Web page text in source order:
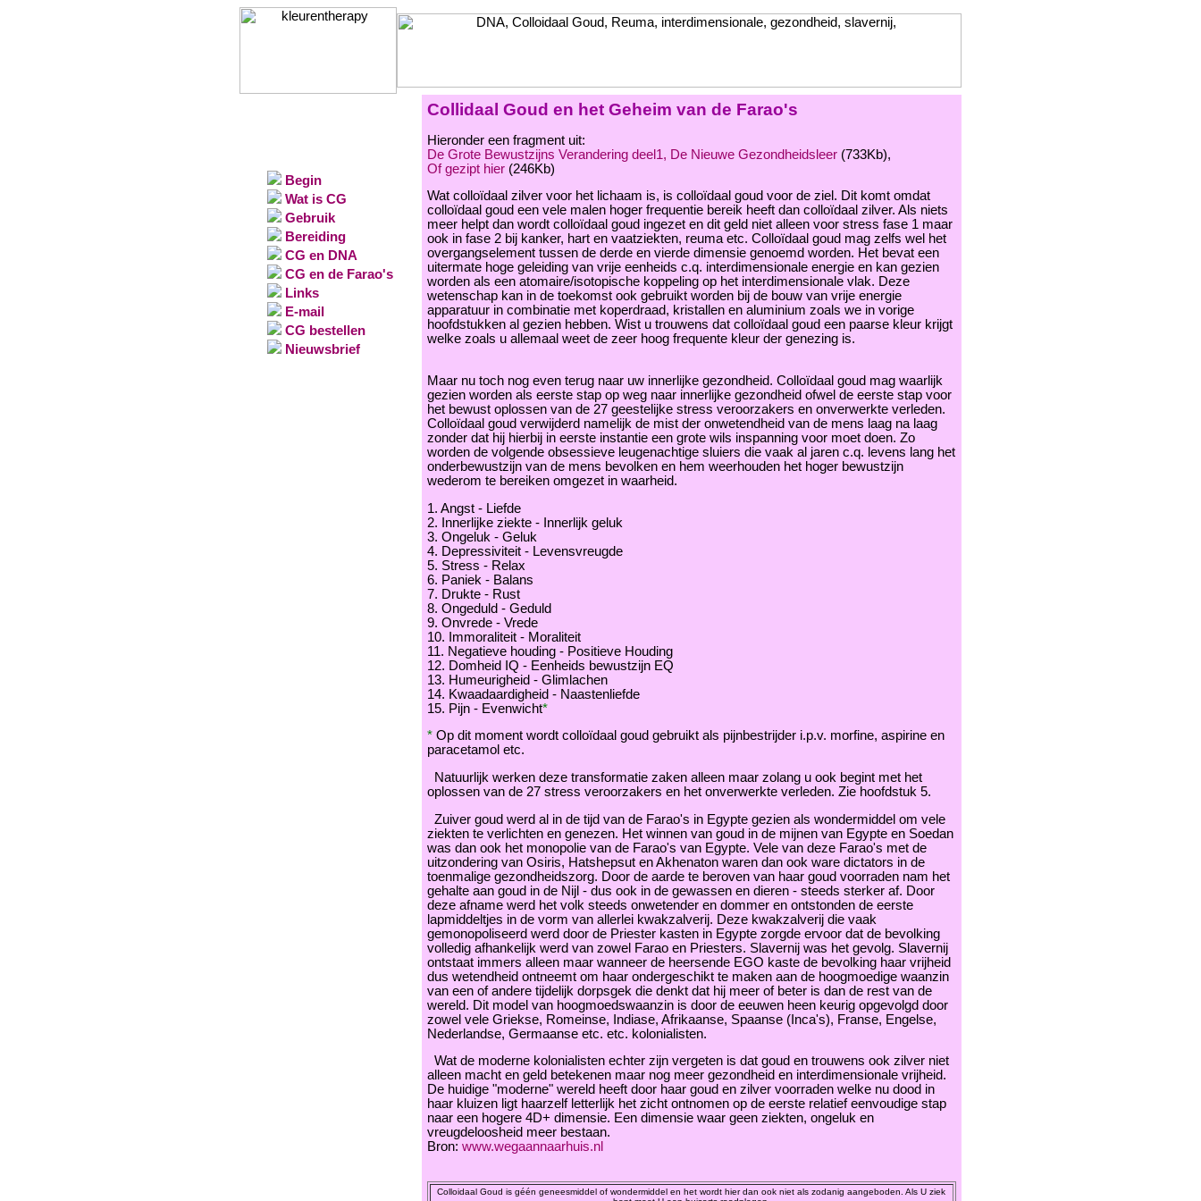
Begin
Wat is CG
Gebruik
Bereiding
CG en DNA
CG en de Farao's
Links
E-mail
CG bestellen
Nieuwsbrief
Collidaal Goud en het Geheim van de Farao's
Hieronder een fragment uit:
De Grote Bewustzijns Verandering deel1, De Nieuwe Gezondheidsleer(733Kb),
Of gezipt hier(246Kb)
Wat colloïdaal zilver voor het lichaam is, is colloïdaal goud voor de ziel. Dit komt omdat
colloïdaal goud een vele malen hoger frequentie bereik heeft dan colloïdaal zilver. Als niets
meer helpt dan wordt colloïdaal goud ingezet en dit geld niet alleen voor stress fase 1 maar
ook in fase 2 bij kanker, hart en vaatziekten, reuma etc. Colloïdaal goud mag zelfs wel het
overgangselement tussen de derde en vierde dimensie genoemd worden. Het bevat een
uitermate hoge geleiding van vrije eenheids c.q. interdimensionale energie en kan gezien
worden als een atomaire/isotopische koppeling op het interdimensionale vlak. Deze
wetenschap kan in de toekomst ook gebruikt worden bij de bouw van vrije energie
apparatuur in combinatie met koperdraad, kristallen en aluminium zoals we in vorige
hoofdstukken al gezien hebben. Wist u trouwens dat colloïdaal goud een paarse kleur krijgt
welke zoals u allemaal weet de zeer hoog frequente kleur der genezing is.
Maar nu toch nog even terug naar uw innerlijke gezondheid. Colloïdaal goud mag waarlijk
gezien worden als eerste stap op weg naar innerlijke gezondheid ofwel de eerste stap voor
het bewust oplossen van de 27 geestelijke stress veroorzakers en onverwerkte verleden.
Colloïdaal goud verwijderd namelijk de mist der onwetendheid van de mens laag na laag
zonder dat hij hierbij in eerste instantie een grote wils inspanning voor moet doen. Zo
worden de volgende obsessieve leugenachtige sluiers die vaak al jaren c.q. levens lang het
onderbewustzijn van de mens bevolken en hem weerhouden het hoger bewustzijn
wederom te bereiken omgezet in waarheid.
1. Angst - Liefde
2. Innerlijke ziekte - Innerlijk geluk
3. Ongeluk - Geluk
4. Depressiviteit - Levensvreugde
5. Stress - Relax
6. Paniek - Balans
7. Drukte - Rust
8. Ongeduld - Geduld
9. Onvrede - Vrede
10. Immoraliteit - Moraliteit
11. Negatieve houding - Positieve Houding
12. Domheid IQ - Eenheids bewustzijn EQ
13. Humeurigheid - Glimlachen
14. Kwaadaardigheid - Naastenliefde
15. Pijn - Evenwicht*
*Op dit moment wordt colloïdaal goud gebruikt als pijnbestrijder i.p.v. morfine, aspirine en
paracetamol etc.
Natuurlijk werken deze transformatie zaken alleen maar zolang u ook begint met het
oplossen van de 27 stress veroorzakers en het onverwerkte verleden. Zie hoofdstuk 5.
Zuiver goud werd al in de tijd van de Farao's in Egypte gezien als wondermiddel om vele
ziekten te verlichten en genezen. Het winnen van goud in de mijnen van Egypte en Soedan
was dan ook het monopolie van de Farao's van Egypte. Vele van deze Farao's met de
uitzondering van Osiris, Hatshepsut en Akhenaton waren dan ook ware dictators in de
toenmalige gezondheidszorg. Door de aarde te beroven van haar goud voorraden nam het
gehalte aan goud in de Nijl - dus ook in de gewassen en dieren - steeds sterker af. Door
deze afname werd het volk steeds onwetender en dommer en ontstonden de eerste
lapmiddeltjes in de vorm van allerlei kwakzalverij. Deze kwakzalverij die vaak
gemonopoliseerd werd door de Priester kasten in Egypte zorgde ervoor dat de bevolking
volledig afhankelijk werd van zowel Farao en Priesters. Slavernij was het gevolg. Slavernij
ontstaat immers alleen maar wanneer de heersende EGO kaste de bevolking haar vrijheid
dus wetendheid ontneemt om haar ondergeschikt te maken aan de hoogmoedige waanzin
van een of andere tijdelijk dorpsgek die denkt dat hij meer of beter is dan de rest van de
wereld. Dit model van hoogmoedswaanzin is door de eeuwen heen keurig opgevolgd door
zowel vele Griekse, Romeinse, Indiase, Afrikaanse, Spaanse (Inca's), Franse, Engelse,
Nederlandse, Germaanse etc. etc. kolonialisten.
Wat de moderne kolonialisten echter zijn vergeten is dat goud en trouwens ook zilver niet
alleen macht en geld betekenen maar nog meer gezondheid en interdimensionale vrijheid.
De huidige "moderne" wereld heeft door haar goud en zilver voorraden welke nu dood in
haar kluizen ligt haarzelf letterlijk het zicht ontnomen op de eerste relatief eenvoudige stap
naar een hogere 4D+ dimensie. Een dimensie waar geen ziekten, ongeluk en
vreugdeloosheid meer bestaan.
Bron: www.wegaannaarhuis.nl
Colloidaal Goud is géén geneesmiddel of wondermiddel en het wordt hier dan ook niet als zodanig aangeboden. Als U ziek